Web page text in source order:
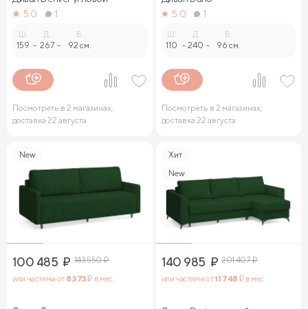
5.0
1
159 -
Д.
267 -
В.
92 см.
Посмотреть в 2 магазинах,
доставка 22 августа
5.0
1
110 -
Д.
240 -
В.
96 см.
Посмотреть в 2 магазинах,
доставка 22 августа
New
100 485 ₽ 143 550₽
или частями от 8 373₽ в мес.
Хит
New
140 985 ₽ 201 407₽
или частями от11 748 ₽ в мес.